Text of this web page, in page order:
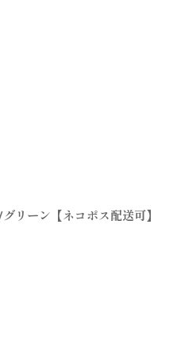
リーン【ネコポス配送可】